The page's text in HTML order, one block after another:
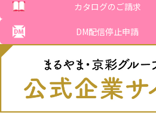
カタログのご請求
DM配信停止申請